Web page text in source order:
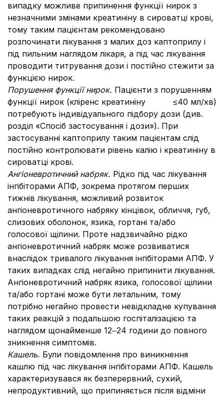
випадку можливе припинення функції нирок з
незначними змінами креатиніну в сироватці крові,
тому таким пацієнтам рекомендовано
розпочинати лікування з малих доз каптоприлу і
під пильним наглядом лікаря, а під час лікування
проводити титрування дози і постійно стежити за
функцією нирок.
Порушення функції нирок. Пацієнти з порушенням
функції нирок (кліренс креатиніну ≤40 мл/хв)
потребують індивідуального підбору дози (див.
розділ «Спосіб застосування і дози»). При
застосуванні каптоприлу таким пацієнтам слід
постійно контролювати рівень калію і креатиніну в
сироватці крові.
Ангіоневротичний набряк. Рідко під час лікування
інгібіторами АПФ, зокрема протягом перших
тижнів лікування, можливий розвиток
ангіоневротичного набряку кінцівок, обличчя, губ,
слизових оболонок, язика, гортані та/або
голосової щілини. Проте надзвичайно рідко
ангіоневротичний набряк може розвиватися
внаслідок тривалого лікування інгібіторами АПФ. У
таких випадках слід негайно припинити лікування.
Ангіоневротичний набряк язика, голосової щілини
та/або гортані може бути летальним, тому
потрібно негайно провести невідкладне купування
таких реакцій з подальшою госпіталізацією та
наглядом щонайменше 12‒24 години до повного
зникнення симптомів.
Кашель. Були повідомлення про виникнення
кашлю під час лікування інгібіторами АПФ. Кашель
характеризувався як безперервний, сухий,
непродуктивний, що припиняється після відміни